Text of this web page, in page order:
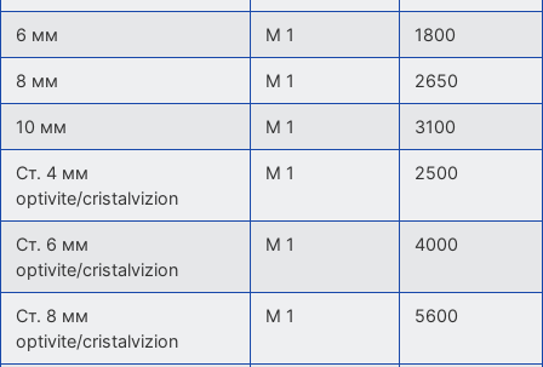
6 мм М 1 1800
8 мм М 1 2650
10 мм М 1 3100
Ст. 4 мм
optivite/cristalvizion
М 1 2500
Ст. 6 мм
optivite/cristalvizion
М 1 4000
Ст. 8 мм
optivite/cristalvizion
М 1 5600